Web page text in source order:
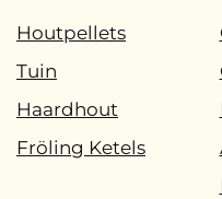
Houtpellets
Tuin
Haardhout
Fröling Ketels